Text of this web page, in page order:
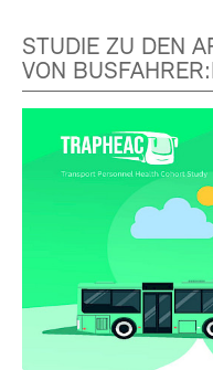
STUDIE ZU DEN
VON